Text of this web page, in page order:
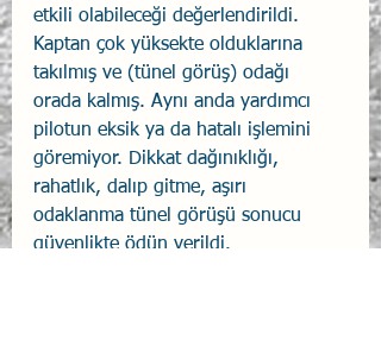
etkili olabileceği değerlendirildi.
Kaptan çok yüksekte olduklarına
takılmış ve (tünel görüş) odağı
orada kalmış. Aynı anda yardımcı
pilotun eksik ya da hatalı işlemini
göremiyor. Dikkat dağınıklığı,
rahatlık, dalıp gitme, aşırı
odaklanma tünel görüşü sonucu
güvenlikte ödün verildi.